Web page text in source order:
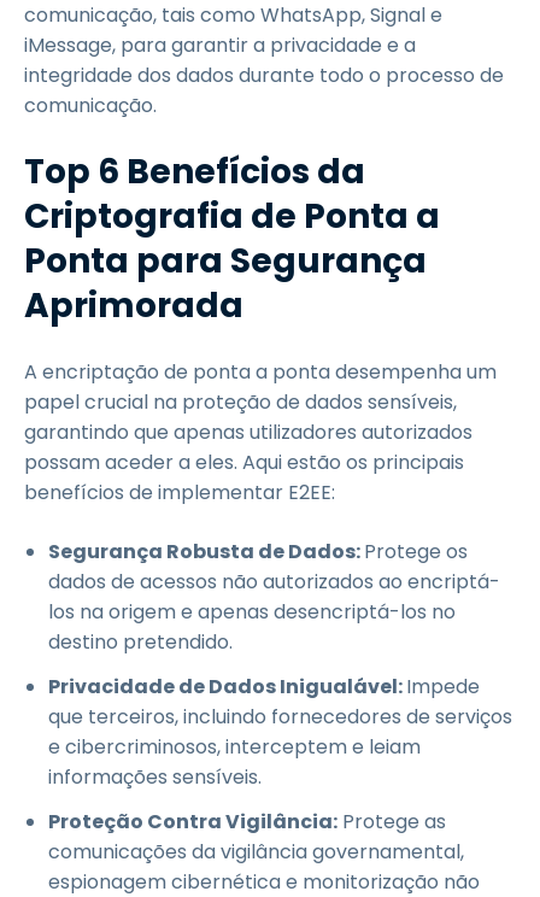
comunicação, tais como WhatsApp, Signal e
iMessage, para garantir a privacidade e a
integridade dos dados durante todo o processo de
comunicação.
Top 6 Benefícios da
Criptografia de Ponta a
Ponta para Segurança
Aprimorada
A encriptação de ponta a ponta desempenha um
papel crucial na proteção de dados sensíveis,
garantindo que apenas utilizadores autorizados
possam aceder a eles. Aqui estão os principais
benefícios de implementar E2EE:
Segurança Robusta de Dados:Protege os
dados de acessos não autorizados ao encriptá-
los na origem e apenas desencriptá-los no
destino pretendido.
Privacidade de Dados Inigualável:Impede
que terceiros, incluindo fornecedores de serviços
e cibercriminosos, interceptem e leiam
informações sensíveis.
Proteção Contra Vigilância: Protege as
comunicações da vigilância governamental,
espionagem cibernética e monitorização não